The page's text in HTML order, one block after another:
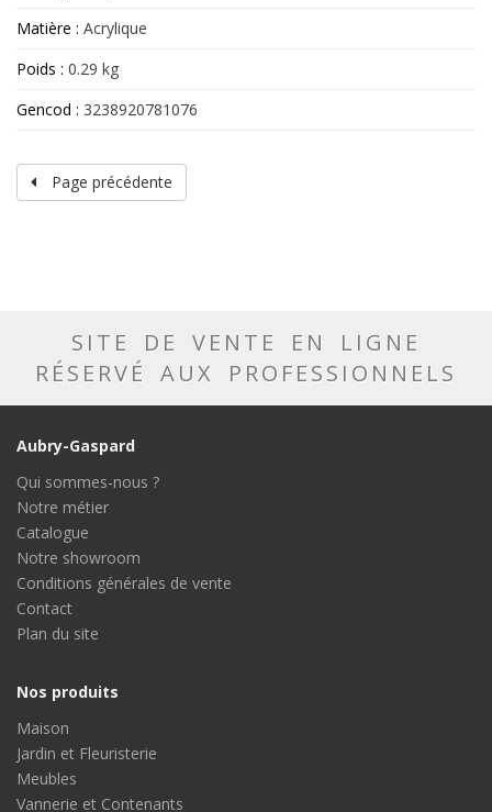
Matière : Acrylique
Poids : 0.29 kg
Gencod : 3238920781076
Page précédente
SITE DE VENTE EN LIGNE
RÉSERVÉ AUX PROFESSIONNELS
Aubry-Gaspard
Qui sommes-nous ?
Notre métier
Catalogue
Notre showroom
Conditions générales de vente
Contact
Plan du site
Nos produits
Maison
Jardin et Fleuristerie
Meubles
Vannerie et Contenants